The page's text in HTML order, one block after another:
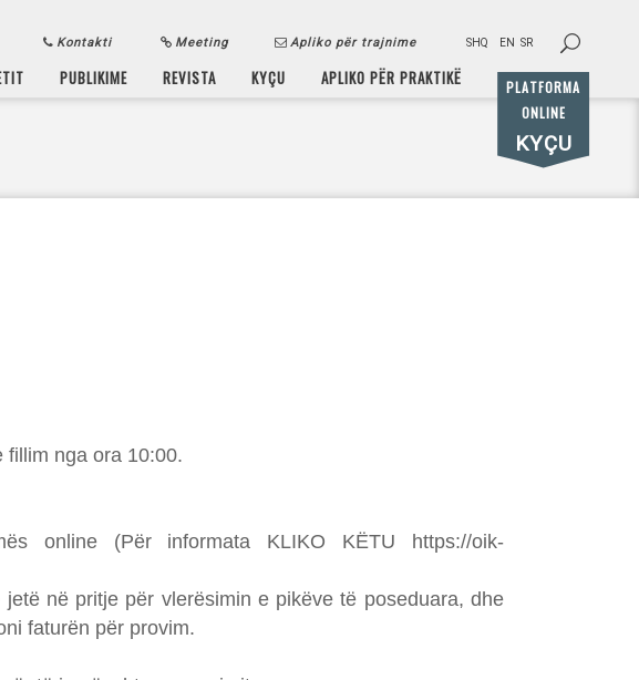
Kontakti Meeting Apliko për trajnime SHQ EN SR
PUBLIKIME REVISTA
PLATFORMA
ONLINE
KYÇU
KYÇU APLIKO PËR PRAKTIKË
fillim nga ora 10:00.
online (Për informata KLIKO KËTU https://oik-
në pritje për vlerësimin e pikëve të poseduara, dhe
faturën për provim.